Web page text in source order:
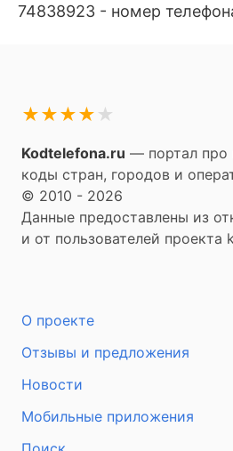
74838923 - номер
★
★
★
★
★
Kodtelefona.ru — портал про
коды стран, городов и
© 2010 - 2026
Данные предоставлены из
и от пользователей проекта
О проекте
Отзывы и предложения
Новости
Мобильные приложения